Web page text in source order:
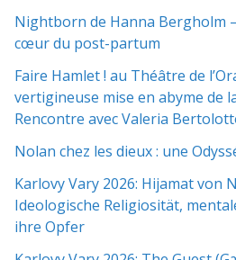
Nightborn de Hanna Bergholm
cœur du post-partum
Faire Hamlet ! au Théâtre de
vertigineuse mise en abyme de
Rencontre avec Valeria
Nolan chez les dieux : une
Karlovy Vary 2026: Hijamat von
Ideologische Religiosität,
ihre Opfer